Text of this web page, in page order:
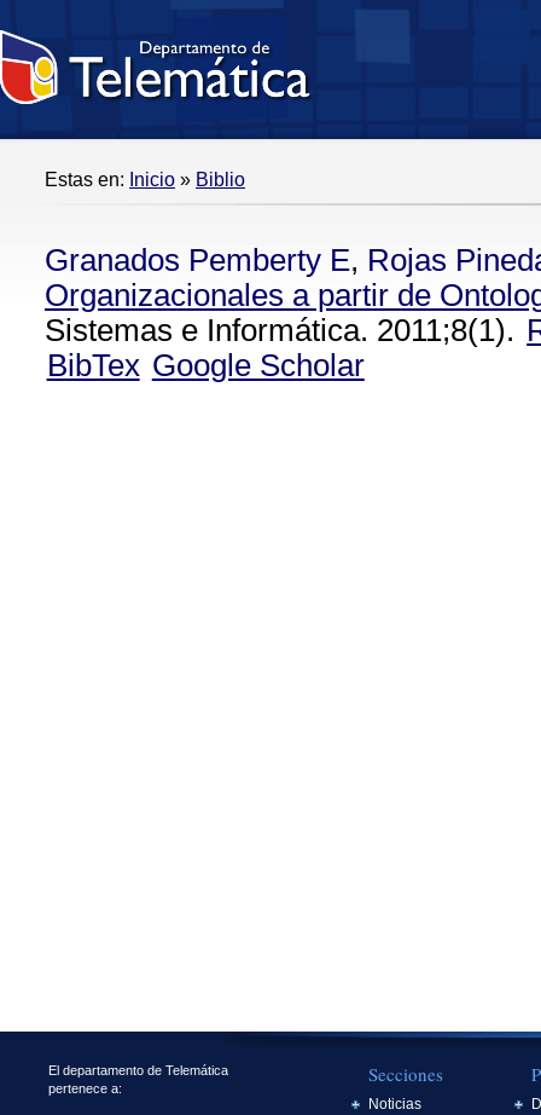
Estas en: Inicio » Biblio
Granados Pemberty E, Rojas
Organizacionales a partir de
Sistemas e Informática. 2011;8(1).
BibTex Google Scholar
El departamento de Telemática
pertenece a:
Secciones
Noticias